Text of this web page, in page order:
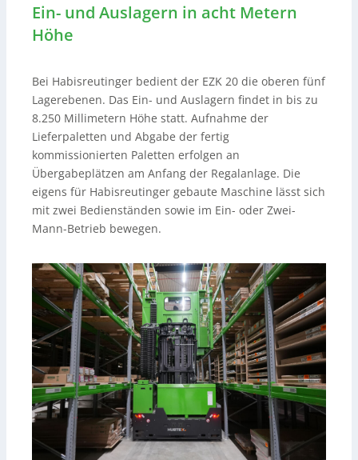
Ein- und Auslagern in acht Metern
Höhe
Bei Habisreutinger bedient der EZK 20 die oberen fünf
Lagerebenen. Das Ein- und Auslagern findet in bis zu
8.250 Millimetern Höhe statt. Aufnahme der
Lieferpaletten und Abgabe der fertig
kommissionierten Paletten erfolgen an
Übergabeplätzen am Anfang der Regalanlage. Die
eigens für Habisreutinger gebaute Maschine lässt sich
mit zwei Bedienständen sowie im Ein- oder Zwei-
Mann-Betrieb bewegen.